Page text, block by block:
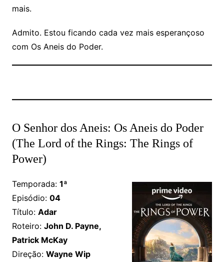
mais.
Admito. Estou ficando cada vez mais esperançoso
com Os Aneis do Poder.
O Senhor dos Aneis: Os Aneis do Poder
(The Lord of the Rings: The Rings of
Power)
Temporada: 1ª
Episódio: 04
Título: Adar
Roteiro: John D. Payne,
Patrick McKay
Direção: Wayne Wip